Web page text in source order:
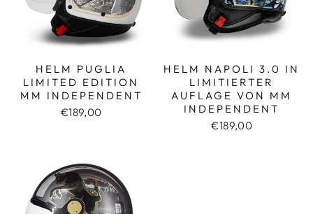
HELM PUGLIA
LIMITED EDITION
MM INDEPENDENT
€189,00
HELM NAPOLI 3.0 IN
LIMITIERTER
AUFLAGE VON MM
INDEPENDENT
€189,00